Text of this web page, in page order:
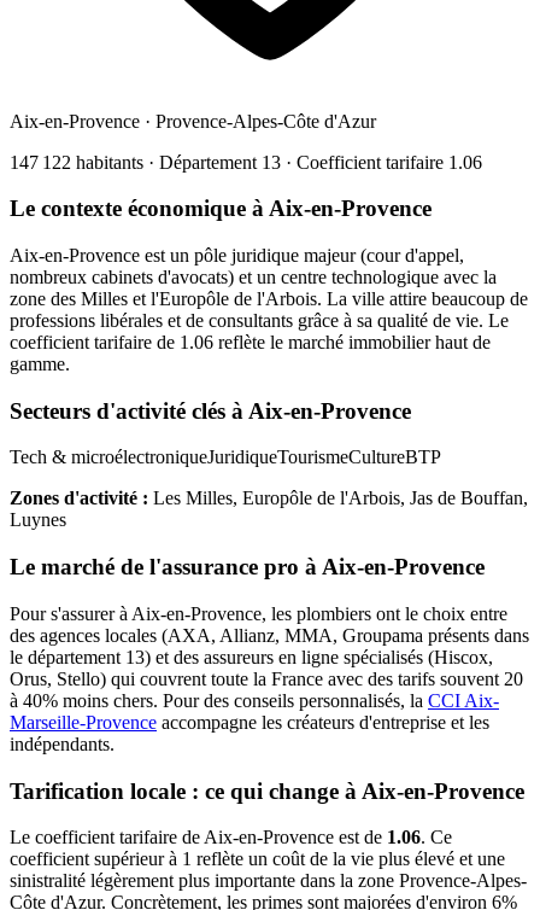
Aix-en-Provence · Provence-Alpes-Côte d'Azur
147 122 habitants · Département 13 · Coefficient tarifaire 1.06
Le contexte économique àAix-en-Provence
Aix-en-Provence est un pôle juridique majeur (cour d'appel,
nombreux cabinets d'avocats) et un centre technologique avec la
zone des Milles et l'Europôle de l'Arbois. La ville attire beaucoup de
professions libérales et de consultants grâce à sa qualité de vie. Le
coefficient tarifaire de 1.06 reflète le marché immobilier haut de
gamme.
Secteurs d'activité clés à Aix-en-Provence
Tech & microélectroniqueJuridiqueTourismeCultureBTP
Zones d'activité : Les Milles, Europôle de l'Arbois, Jas de Bouffan,
Luynes
Le marché de l'assurance pro à Aix-en-Provence
Pour s'assurer à Aix-en-Provence, les plombiers ont le choix entre
des agences locales (AXA, Allianz, MMA, Groupama présents dans
le département 13) et des assureurs en ligne spécialisés (Hiscox,
Orus, Stello) qui couvrent toute la France avec des tarifs souvent 20
à 40% moins chers. Pour des conseils personnalisés, la CCI Aix-
Marseille-Provence accompagne les créateurs d'entreprise et les
indépendants.
Tarification locale : ce qui change à Aix-en-Provence
Le coefficient tarifaire de Aix-en-Provence est de 1.06. Ce
coefficient supérieur à 1 reflète un coût de la vie plus élevé et une
sinistralité légèrement plus importante dans la zone Provence-Alpes-
Côte d'Azur. Concrètement, les primes sont majorées d'environ 6%